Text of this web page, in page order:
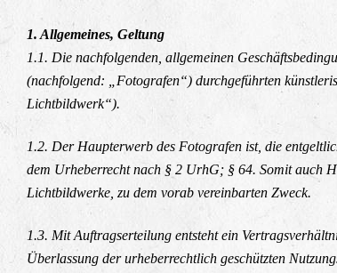
1. Allgemeines, Geltung
1.1. Die nachfolgenden, allgemeinen
(nachfolgend: „Fotografen“) durchgeführten
Lichtbildwerk“).
1.2. Der Haupterwerb des Fotografen ist, die
dem Urheberrecht nach § 2 UrhG; § 64. Somit auch
Lichtbildwerke, zu dem vorab vereinbarten Zweck.
1.3. Mit Auftragserteilung entsteht ein
Überlassung der urheberrechtlich geschützten